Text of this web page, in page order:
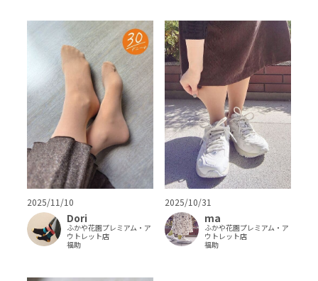
2025/11/10
Dori
ふかや花園プレミアム・ア
ウトレット店
福助
2025/10/31
ma
ふかや花園プレミアム・ア
ウトレット店
福助